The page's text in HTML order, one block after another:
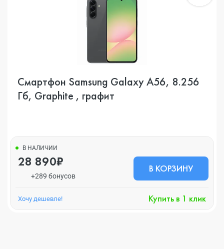
Смартфон Samsung Galaxy A56, 8.256
Гб, Graphite , графит
В НАЛИЧИИ
28 890₽
+289 бонусов
В КОРЗИНУ
Хочу дешевле! Купить в 1 клик